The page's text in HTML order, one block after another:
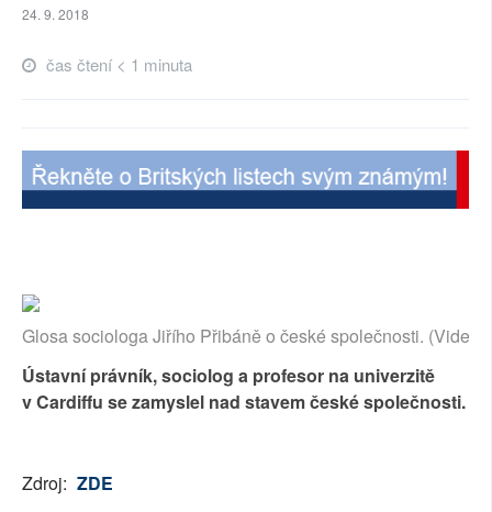
24. 9. 2018
čas čtení < 1 minuta
Glosa sociologa Jiřího Přibáně o české společnosti. (Video:
Ústavní právník, sociolog a profesor na univerzitě
v Cardiffu se zamyslel nad stavem české společnosti.
Zdroj: ZDE